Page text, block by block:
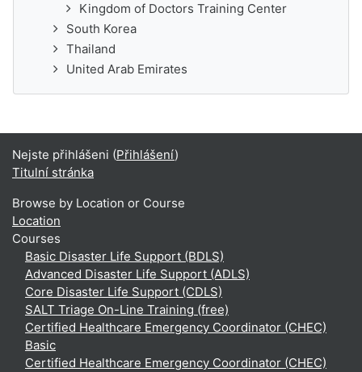
Kingdom of Doctors Training Center
South Korea
Thailand
United Arab Emirates
Nejste přihlášeni (Přihlášení)
Titulní stránka
Browse by Location or Course
Location
Courses
Basic Disaster Life Support (BDLS)
Advanced Disaster Life Support (ADLS)
Core Disaster Life Support (CDLS)
SALT Triage On-Line Training (free)
Certified Healthcare Emergency Coordinator (CHEC)
Basic
Certified Healthcare Emergency Coordinator (CHEC)